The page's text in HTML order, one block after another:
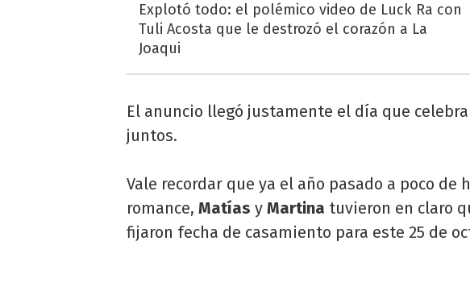
Explotó todo: el polémico video de Luck Ra con
Tuli Acosta que le destrozó el corazón a La
Joaqui
El anuncio llegó justamente el día que
juntos.
Vale recordar que ya el año pasado a poco de
romance, Matías y Martina tuvieron en claro
fijaron fecha de casamiento para este 25 de